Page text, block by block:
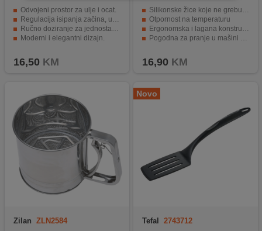
Odvojeni prostor za ulje i ocat.
Regulacija isipanja začina, ulja, octa.
Ručno doziranje za jednostavnu uporabu.
Moderni i elegantni dizajn.
16,50 KM
Silikonske žice koje ne grebu neprianjajuće površine
Otpornost na temperaturu
Ergonomska i lagana konstrukcija
Pogodna za pranje u mašini za suđe
16,90 KM
Zilan ZLN2584
Novo
Tefal 2743712